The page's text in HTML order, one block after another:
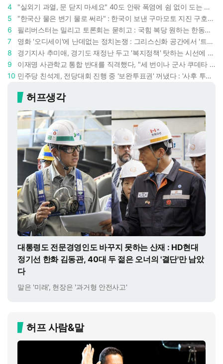
4
"실외기 과열, 문 닫지 마세요" 40도 안팎 폭염에 쉼 없이 도는 에어컨 : 화재 위험 경고등!
5
"한국산 물은 변기 물로 써라" : 한국이 보낸 구마모토 지진 구호품에 한 일본인의 '어처구니 없는' 반응
6
필리버스터는 밀리고 토론회는 묻히고 : 국힘 복당 원하는 한동훈, '검사 정치'의 한계만 드러내나
7
영화 '오디세이'에 난데없는 정치논쟁 : 그리스신화 공간에서 '트럼프 전쟁의 참혹함'이 보인다
8
경기지사 추미애, 경기도 재정난 두고 '복지정책' 탓하는 시선에 정면 반박 : "고령자와 아이 인구 급증"
9
이재명 사관학교 통합 반대를 직격했다, "세 번이나 군사 쿠데타 했는데 압도적 지위"
10
민주당 친석계, 전당대회 진행 중 '보완투표권' 꺼냈다 : '사후 투표 허용' 무리수에 정청래 "투표 쿠데타"
허프생각
대통령도 전문경영인도 바꾸지 못하는 산재 : HD현대
정기선 한화 김동관, 40대 두 젊은 오너의 '결단'만 남았
다
말은 '미래', 현장은 '과거형 안전사고'
허프 사람&말